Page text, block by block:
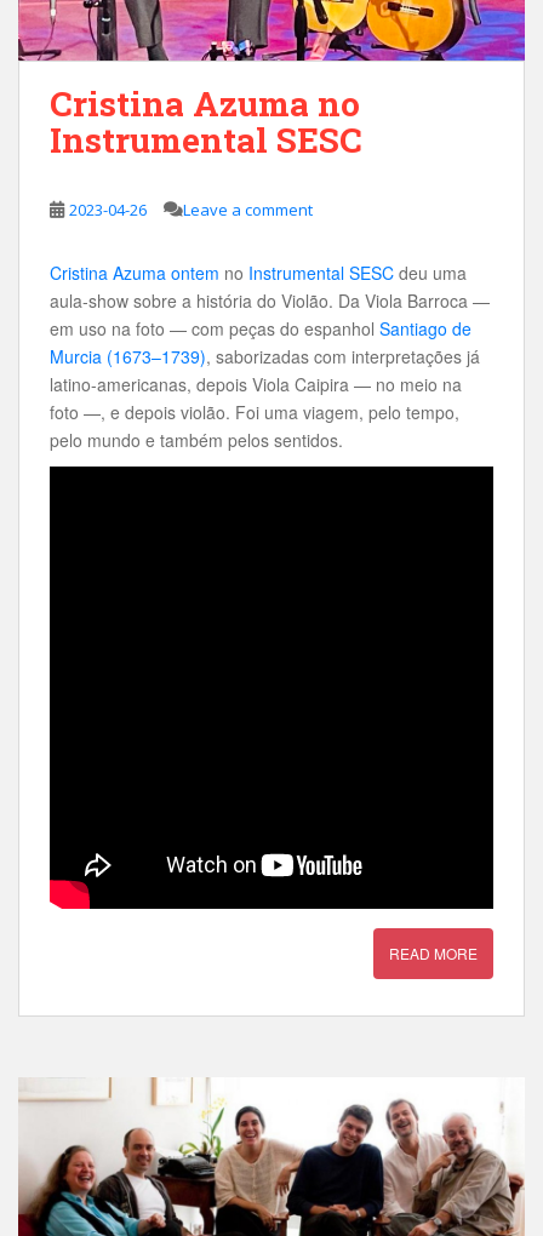
Cristina Azuma no
Instrumental SESC
2023-04-26 Leave a comment
Cristina Azuma ontem no Instrumental SESC deu uma
aula-show sobre a história do Violão. Da Viola Barroca —
em uso na foto — com peças do espanhol Santiago de
Murcia (1673–1739), saborizadas com interpretações já
latino-americanas, depois Viola Caipira — no meio na
foto —, e depois violão. Foi uma viagem, pelo tempo,
pelo mundo e também pelos sentidos.
READ MORE